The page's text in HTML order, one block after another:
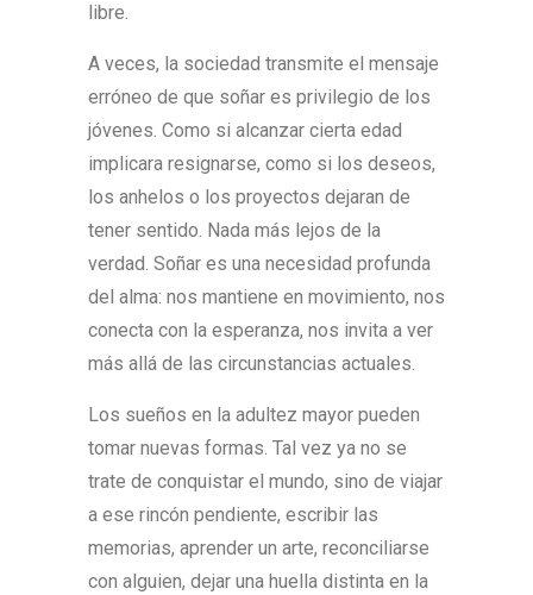
libre.
A veces, la sociedad transmite el mensaje
erróneo de que soñar es privilegio de los
jóvenes. Como si alcanzar cierta edad
implicara resignarse, como si los deseos,
los anhelos o los proyectos dejaran de
tener sentido. Nada más lejos de la
verdad. Soñar es una necesidad profunda
del alma: nos mantiene en movimiento, nos
conecta con la esperanza, nos invita a ver
más allá de las circunstancias actuales.
Los sueños en la adultez mayor pueden
tomar nuevas formas. Tal vez ya no se
trate de conquistar el mundo, sino de viajar
a ese rincón pendiente, escribir las
memorias, aprender un arte, reconciliarse
con alguien, dejar una huella distinta en la